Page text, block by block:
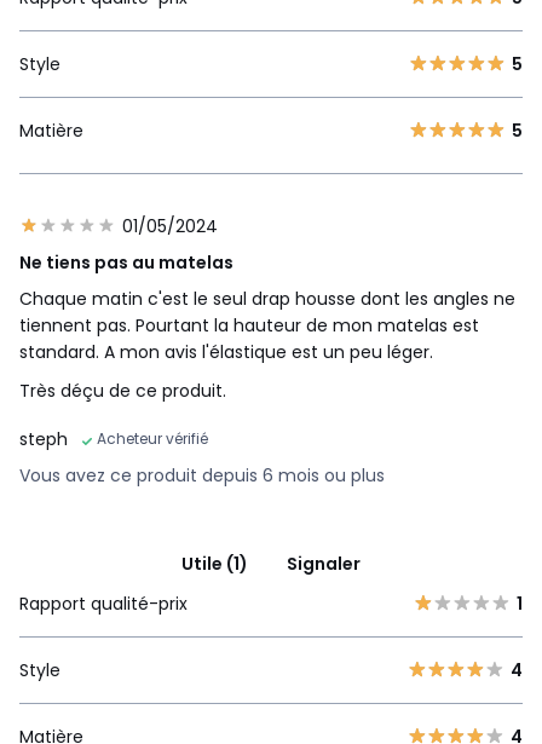
Style 5
Matière 5
01/05/2024
Ne tiens pas au matelas
Chaque matin c'est le seul drap housse dont les angles ne
tiennent pas. Pourtant la hauteur de mon matelas est
standard. A mon avis l'élastique est un peu léger.
Très déçu de ce produit.
steph
Acheteur vérifié
Vous avez ce produit depuis 6 mois ou plus
Utile (1)
Signaler
Rapport qualité-prix
1
Style 4
Matière 4